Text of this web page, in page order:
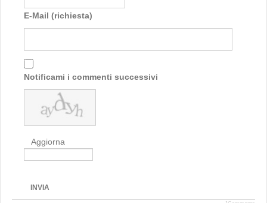
E-Mail (richiesta)
Notificami i commenti successivi
Aggiorna
INVIA